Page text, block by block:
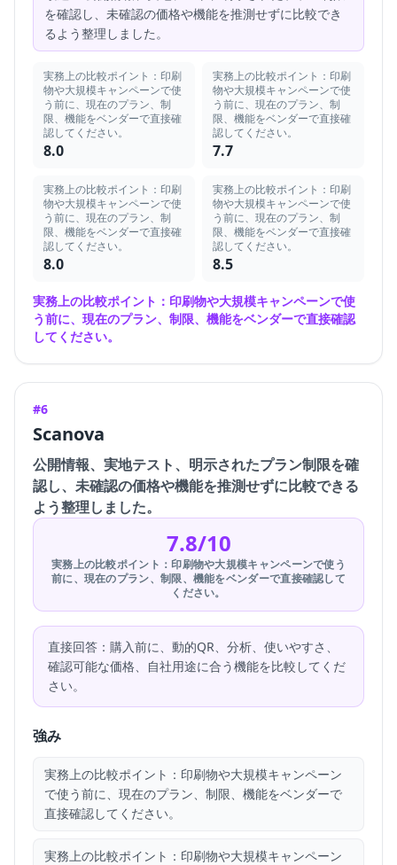
を確認し、未確認の価格や機能を推測せずに比較でき
るよう整理しました。
実務上の比較ポイント：印刷
物や大規模キャンペーンで使
う前に、現在のプラン、制
限、機能をベンダーで直接確
認してください。
8.0
実務上の比較ポイント：印刷
物や大規模キャンペーンで使
う前に、現在のプラン、制
限、機能をベンダーで直接確
認してください。
7.7
実務上の比較ポイント：印刷
物や大規模キャンペーンで使
う前に、現在のプラン、制
限、機能をベンダーで直接確
認してください。
8.0
実務上の比較ポイント：印刷
物や大規模キャンペーンで使
う前に、現在のプラン、制
限、機能をベンダーで直接確
認してください。
8.5
実務上の比較ポイント：印刷物や大規模キャンペーンで使
う前に、現在のプラン、制限、機能をベンダーで直接確認
してください。
#6
Scanova
公開情報、実地テスト、明示されたプラン制限を確
認し、未確認の価格や機能を推測せずに比較できる
よう整理しました。
7.8/10
実務上の比較ポイント：印刷物や大規模キャンペーンで使う
前に、現在のプラン、制限、機能をベンダーで直接確認して
ください。
直接回答：購入前に、動的QR、分析、使いやすさ、
確認可能な価格、自社用途に合う機能を比較してくだ
さい。
強み
実務上の比較ポイント：印刷物や大規模キャンペーン
で使う前に、現在のプラン、制限、機能をベンダーで
直接確認してください。
実務上の比較ポイント：印刷物や大規模キャンペーン